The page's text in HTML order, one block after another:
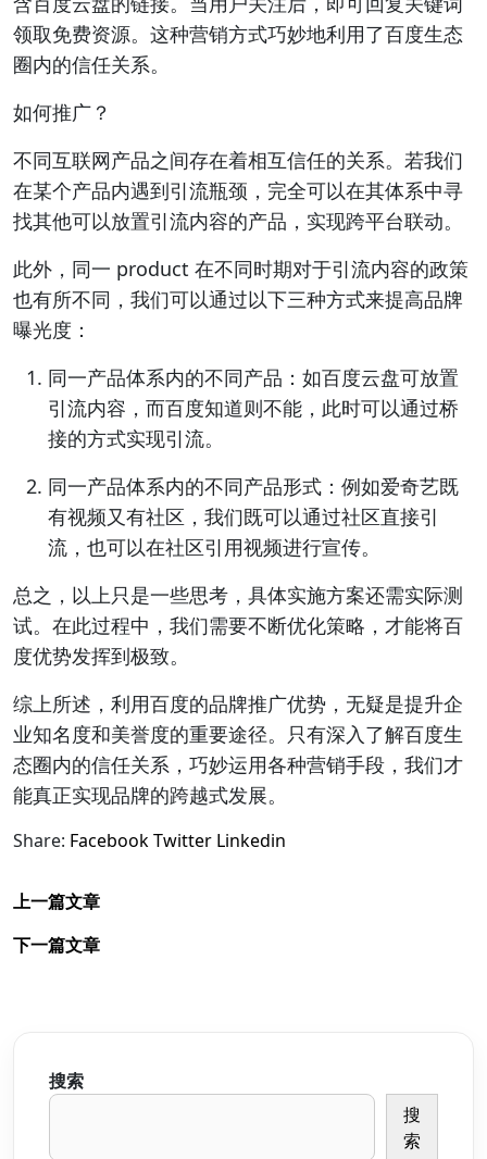
领取免费资源。这种营销方式巧妙地利用了百度生态
圈内的信任关系。
如何推广？
不同互联网产品之间存在着相互信任的关系。若我们
在某个产品内遇到引流瓶颈，完全可以在其体系中寻
找其他可以放置引流内容的产品，实现跨平台联动。
此外，同一 product 在不同时期对于引流内容的政策
也有所不同，我们可以通过以下三种方式来提高品牌
曝光度：
同一产品体系内的不同产品：如百度云盘可放置
引流内容，而百度知道则不能，此时可以通过桥
接的方式实现引流。
同一产品体系内的不同产品形式：例如爱奇艺既
有视频又有社区，我们既可以通过社区直接引
流，也可以在社区引用视频进行宣传。
总之，以上只是一些思考，具体实施方案还需实际测
试。在此过程中，我们需要不断优化策略，才能将百
度优势发挥到极致。
综上所述，利用百度的品牌推广优势，无疑是提升企
业知名度和美誉度的重要途径。只有深入了解百度生
态圈内的信任关系，巧妙运用各种营销手段，我们才
能真正实现品牌的跨越式发展。
Share: FacebookTwitter Linkedin
上一篇文章
下一篇文章
搜索
搜
索